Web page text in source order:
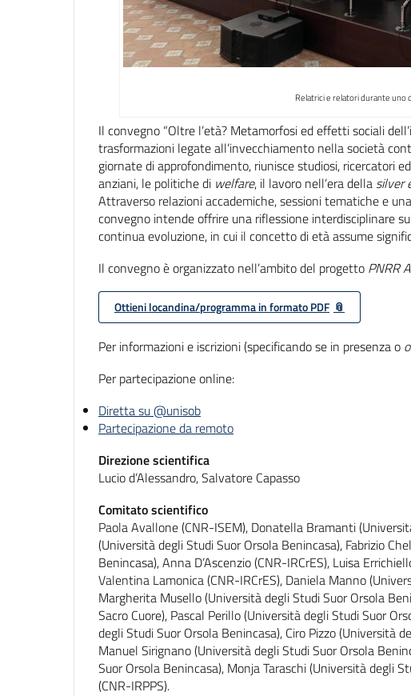
Relatrici e relatori durante uno
Il convegno “Oltre l’età? Metamorfosi ed effetti sociali
trasformazioni legate all’invecchiamento nella società
giornate di approfondimento, riunisce studiosi, ricercatori
anziani, le politiche di welfare, il lavoro nell’era della silver
Attraverso relazioni accademiche, sessioni tematiche e
convegno intende offrire una riflessione interdisciplinare
continua evoluzione, in cui il concetto di età assume
Il convegno è organizzato nell’ambito del progetto PNRR
Ottieni locandina/programma in formato PDF
Per informazioni e iscrizioni (specificando se in presenza o
Per partecipazione online:
Diretta su @unisob
Partecipazione da remoto
Direzione scientifica
Lucio d’Alessandro, Salvatore Capasso
Comitato scientifico
Paola Avallone (CNR-ISEM), Donatella Bramanti
(Università degli Studi Suor Orsola Benincasa), Fabrizio
Benincasa), Anna D’Ascenzio (CNR-IRCrES), Luisa
Valentina Lamonica (CNR-IRCrES), Daniela Manno
Margherita Musello (Università degli Studi Suor Orsola
Sacro Cuore), Pascal Perillo (Università degli Studi Suor
degli Studi Suor Orsola Benincasa), Ciro Pizzo (Università
Manuel Sirignano (Università degli Studi Suor Orsola
Suor Orsola Benincasa), Monja Taraschi (Università degli
(CNR-IRPPS).